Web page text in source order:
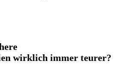
wirklich immer teurer?